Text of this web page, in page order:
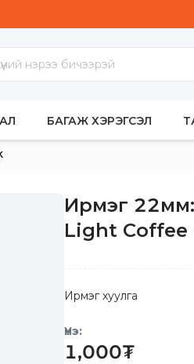
БАГАЖ ХЭРЭГСЭЛ
Ирмэг
Light Coffee
Ирмэг хуулга
Үнэ:
1,000₮